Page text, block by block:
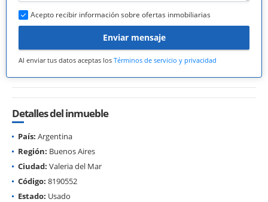
Acepto recibir información sobre ofertas inmobiliarias
Enviar mensaje
Al enviar tus datos aceptas los Términos de servicio y privacidad
Detalles del inmueble
País: Argentina
Región: Buenos Aires
Ciudad: Valeria del Mar
Código: 8190552
Estado: Usado